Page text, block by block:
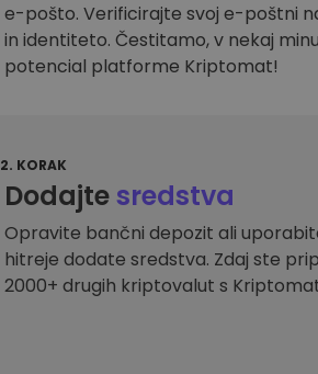
Raziskovalec naložb
Najdi svojo kripto strategijo
e-pošto. Verificirajte svoj e-poštni
in identiteto. Čestitamo, v nekaj
potencial platforme Kriptomat!
2. KORAK
Dodajtesredstva
Opravite bančni depozit ali
hitreje dodate sredstva. Zdaj ste
2000+ drugih kriptovalut s